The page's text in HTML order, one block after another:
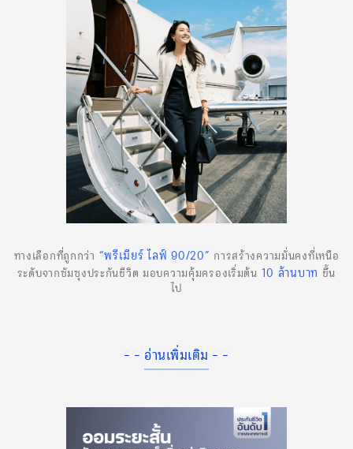
ทางเลือกที่ถูกกว่า “พรีเมียร์ ไลฟ์ 90/20” การสร้างความมั่นคงที่เหนือ
ระดับจากซัมซุงประกันชีวิต มอบความคุ้มครองเริ่มต้น 10 ล้านบาท ขึ้น
ไป
- - อ่านเพิ่มเติม - -